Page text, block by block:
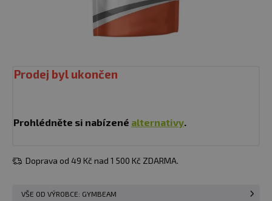
Prodej byl ukončen
Prohlédněte si nabízené alternativy.
Doprava od 49 Kč nad 1 500 Kč ZDARMA.
VŠE OD VÝROBCE: GYMBEAM